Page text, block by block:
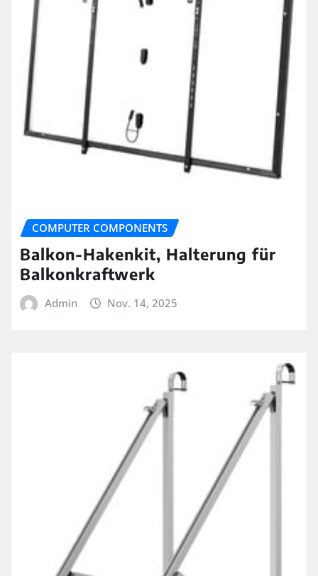
COMPUTER COMPONENTS
Balkon-Hakenkit, Halterung für
Balkonkraftwerk
Admin Nov. 14, 2025